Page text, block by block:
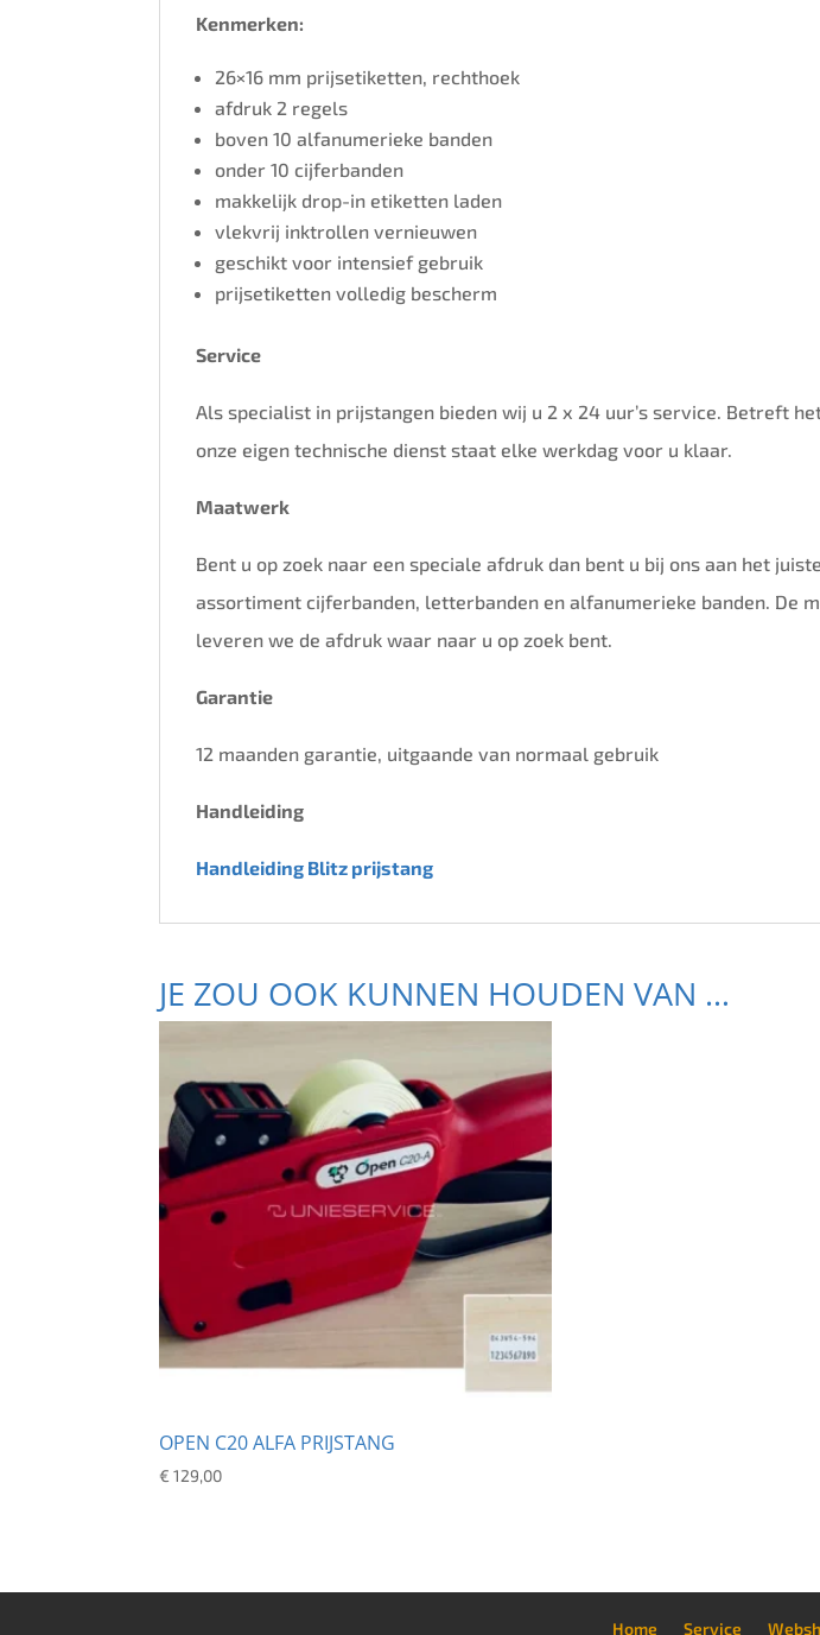
Kenmerken:
26×16 mm prijsetiketten, rechthoek
afdruk 2 regels
boven 10 alfanumerieke banden
onder 10 cijferbanden
makkelijk drop-in etiketten laden
vlekvrij inktrollen vernieuwen
geschikt voor intensief gebruik
prijsetiketten volledig bescherm
Service
Als specialist in prijstangen bieden wij u 2 x 24 uur’s service. Betreft
onze eigen technische dienst staat elke werkdag voor u klaar.
Maatwerk
Bent u op zoek naar een speciale afdruk dan bent u bij ons aan het
assortiment cijferbanden, letterbanden en alfanumerieke banden. De
leveren we de afdruk waar naar u op zoek bent.
Garantie
12 maanden garantie, uitgaande van normaal gebruik
Handleiding
Handleiding Blitz prijstang
JE ZOU OOK KUNNEN HOUDEN VAN …
OPEN C20 ALFA PRIJSTANG
€ 129,00
Home Service